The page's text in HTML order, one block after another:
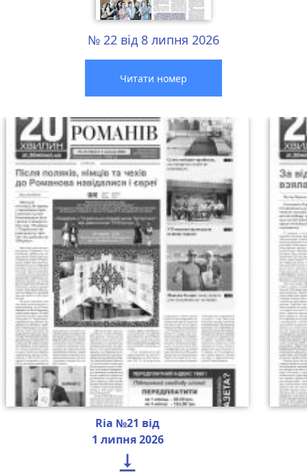
№ 22 від 8 липня 2026
Читати номер
Ria №21 від
1 липня 2026
